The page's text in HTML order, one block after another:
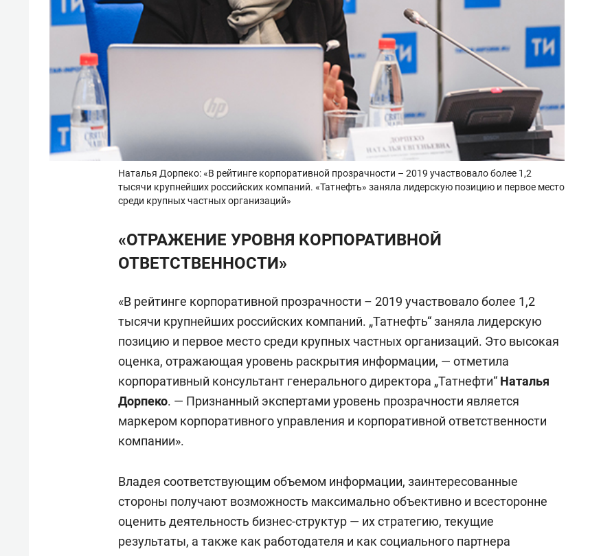
Наталья Дорпеко: «В рейтинге корпоративной прозрачности – 2019 участвовало более 1,2
тысячи крупнейших российских компаний. «Татнефть» заняла лидерскую позицию и первое место
среди крупных частных организаций»
«ОТРАЖЕНИЕ УРОВНЯ КОРПОРАТИВНОЙ
ОТВЕТСТВЕННОСТИ»
«В рейтинге корпоративной прозрачности – 2019 участвовало более 1,2
тысячи крупнейших российских компаний. „Татнефть“ заняла лидерскую
позицию и первое место среди крупных частных организаций. Это высокая
оценка, отражающая уровень раскрытия информации, — отметила
корпоративный консультант генерального директора „Татнефти“ Наталья
Дорпеко. — Признанный экспертами уровень прозрачности является
маркером корпоративного управления и корпоративной ответственности
компании».
Владея соответствующим объемом информации, заинтересованные
стороны получают возможность максимально объективно и всесторонне
оценить деятельность бизнес-структур — их стратегию, текущие
результаты, а также как работодателя и как социального партнера